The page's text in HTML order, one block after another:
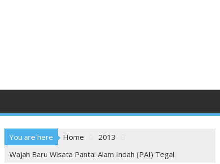
You are here Home
2013
Wajah Baru Wisata Pantai Alam Indah (PAI) Tegal